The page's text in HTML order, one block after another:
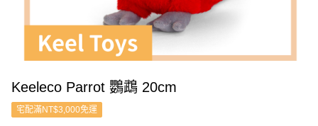
Keeleco Parrot 鸚鵡 20cm
宅配滿NT$3,000免運